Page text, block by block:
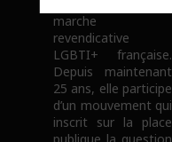
marche
revendicative
LGBTI+ française.
Depuis maintenant
25 ans, elle participe
d’un mouvement qui
inscrit sur la place